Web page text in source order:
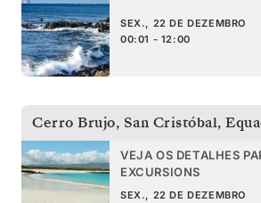
SEX., 22 DE DEZEMBRO
00:01 - 12:00
Cerro Brujo, San Cristóbal,
VEJA OS DETALHES
EXCURSIONS
SEX., 22 DE DEZEMBRO